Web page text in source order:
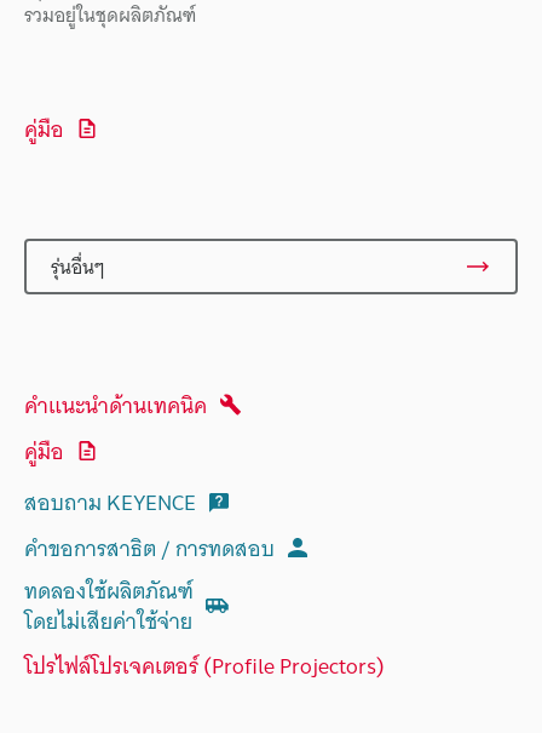
รวมอยู่ในชุดผลิตภัณฑ์
คู่มือ
รุ่นอื่นๆ
คำแนะนำด้านเทคนิค
คู่มือ
สอบถาม KEYENCE
คำขอการสาธิต / การทดสอบ
ทดลองใช้ผลิตภัณฑ์
โดยไม่เสียค่าใช้จ่าย
โปรไฟล์โปรเจคเตอร์ (Profile Projectors)